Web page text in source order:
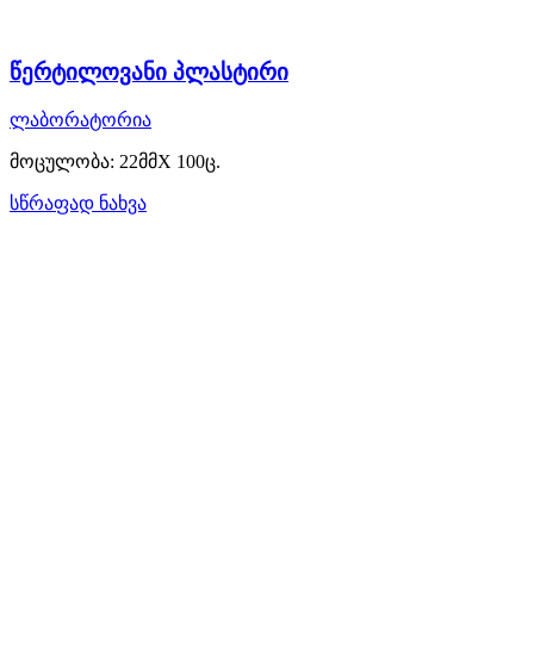
წერტილოვანი პლასტირი
ლაბორატორია
მოცულობა: 22მმX 100ც.
სწრაფად ნახვა